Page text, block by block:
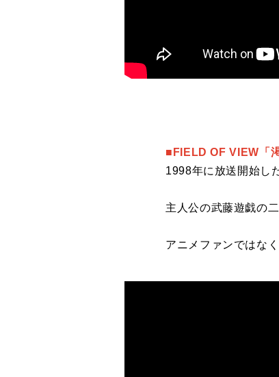
■FIELD OF VIEW「
1998年に放送開始し
主人公の武藤遊戯の
アニメファンではな